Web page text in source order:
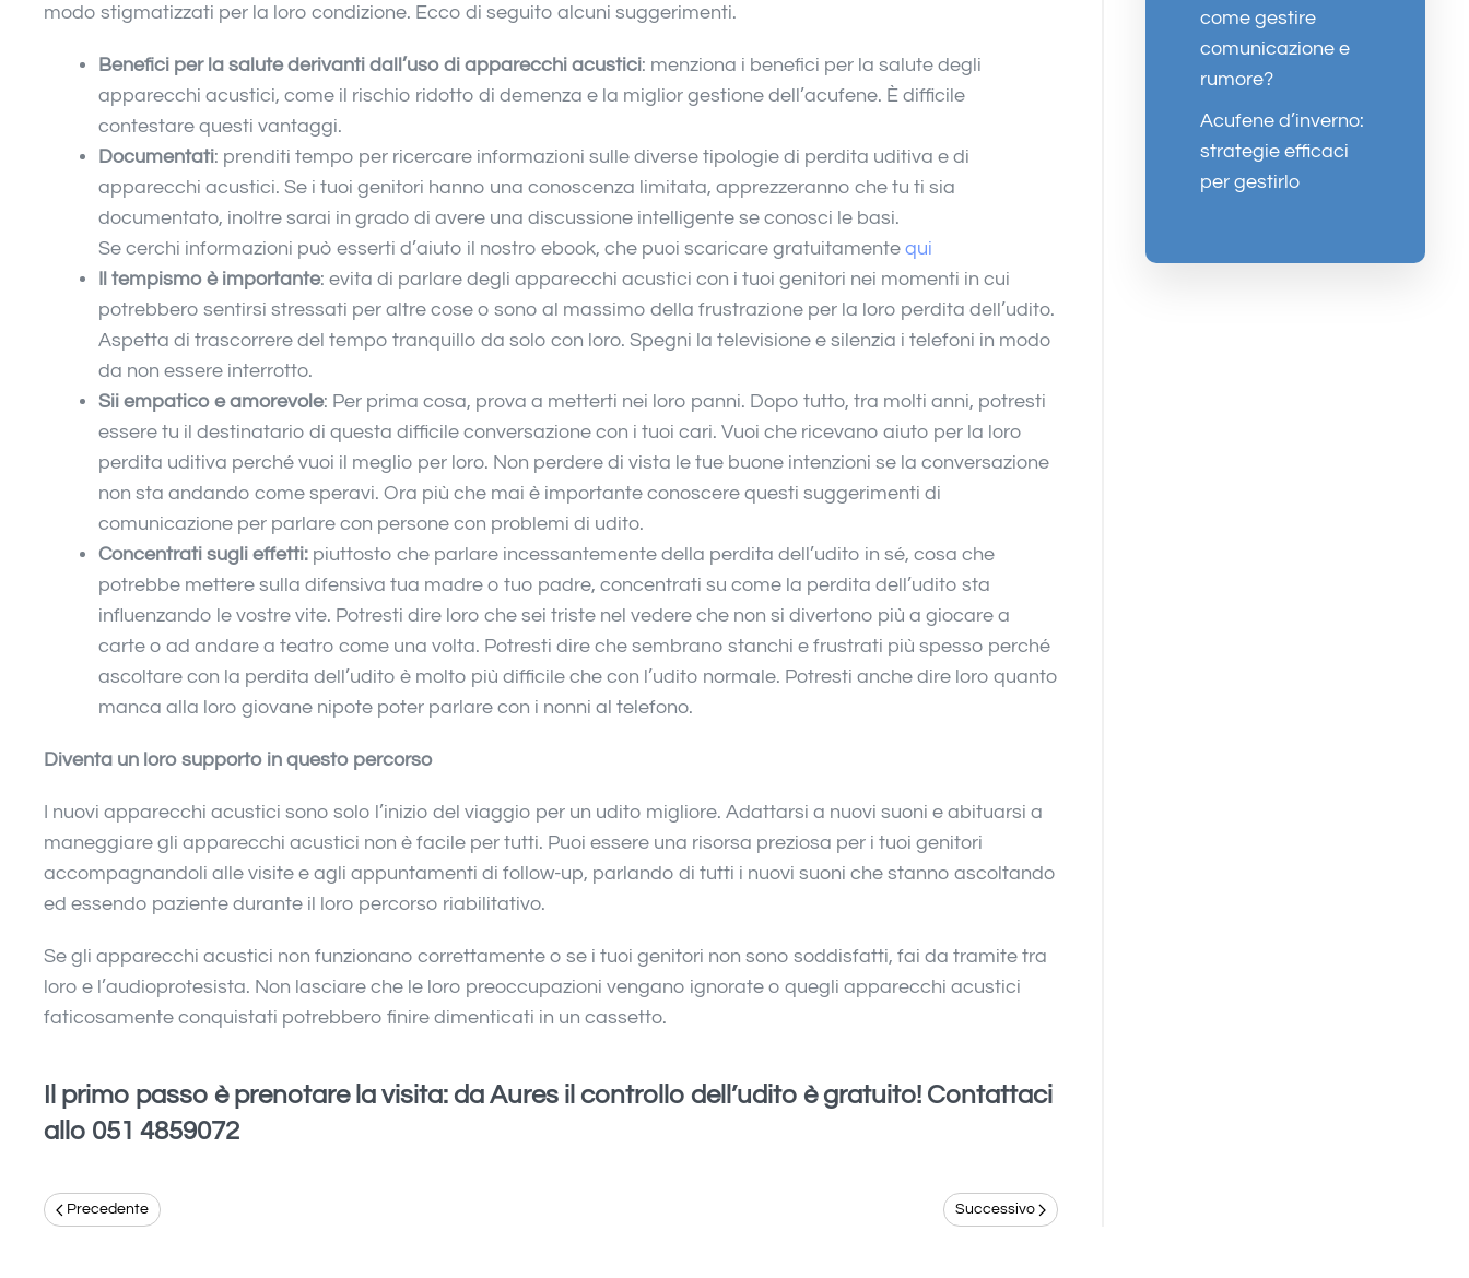
modo stigmatizzati per la loro condizione. Ecco di seguito alcuni suggerimenti.
Benefici per la salute derivanti dall’uso di apparecchi acustici: menziona i benefici per la salute degli
apparecchi acustici, come il rischio ridotto di demenza e la miglior gestione dell’acufene. È difficile
contestare questi vantaggi.
Documentati: prenditi tempo per ricercare informazioni sulle diverse tipologie di perdita uditiva e di
apparecchi acustici. Se i tuoi genitori hanno una conoscenza limitata, apprezzeranno che tu ti sia
documentato, inoltre sarai in grado di avere una discussione intelligente se conosci le basi.
Se cerchi informazioni può esserti d’aiuto il nostro ebook, che puoi scaricare gratuitamente qui
Il tempismo è importante: evita di parlare degli apparecchi acustici con i tuoi genitori nei momenti in cui
potrebbero sentirsi stressati per altre cose o sono al massimo della frustrazione per la loro perdita dell’udito.
Aspetta di trascorrere del tempo tranquillo da solo con loro. Spegni la televisione e silenzia i telefoni in modo
da non essere interrotto.
Sii empatico e amorevole: Per prima cosa, prova a metterti nei loro panni. Dopo tutto, tra molti anni, potresti
essere tu il destinatario di questa difficile conversazione con i tuoi cari. Vuoi che ricevano aiuto per la loro
perdita uditiva perché vuoi il meglio per loro. Non perdere di vista le tue buone intenzioni se la conversazione
non sta andando come speravi. Ora più che mai è importante conoscere questi suggerimenti di
comunicazione per parlare con persone con problemi di udito.
Concentrati sugli effetti: piuttosto che parlare incessantemente della perdita dell’udito in sé, cosa che
potrebbe mettere sulla difensiva tua madre o tuo padre, concentrati su come la perdita dell’udito sta
influenzando le vostre vite. Potresti dire loro che sei triste nel vedere che non si divertono più a giocare a
carte o ad andare a teatro come una volta. Potresti dire che sembrano stanchi e frustrati più spesso perché
ascoltare con la perdita dell’udito è molto più difficile che con l’udito normale. Potresti anche dire loro quanto
manca alla loro giovane nipote poter parlare con i nonni al telefono.
Diventa un loro supporto in questo percorso
I nuovi apparecchi acustici sono solo l’inizio del viaggio per un udito migliore. Adattarsi a nuovi suoni e abituarsi a
maneggiare gli apparecchi acustici non è facile per tutti. Puoi essere una risorsa preziosa per i tuoi genitori
accompagnandoli alle visite e agli appuntamenti di follow-up, parlando di tutti i nuovi suoni che stanno ascoltando
ed essendo paziente durante il loro percorso riabilitativo.
Se gli apparecchi acustici non funzionano correttamente o se i tuoi genitori non sono soddisfatti, fai da tramite tra
loro e l’audioprotesista. Non lasciare che le loro preoccupazioni vengano ignorate o quegli apparecchi acustici
faticosamente conquistati potrebbero finire dimenticati in un cassetto.
Il primo passo è prenotare la visita: da Aures il controllo dell’udito è gratuito! Contattaci
allo 051 4859072
Precedente Successivo
come gestire
comunicazione e
rumore?
Acufene d’inverno:
strategie efficaci
per gestirlo